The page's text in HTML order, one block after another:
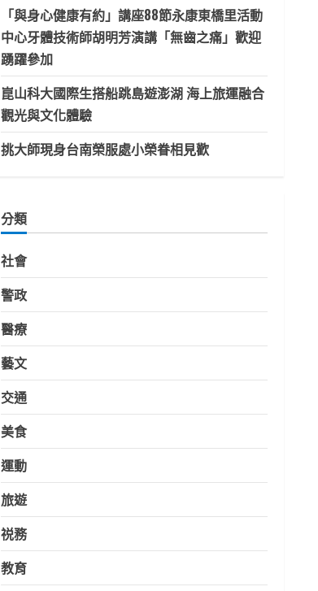
「與身心健康有約」講座88節永康東橋里活動
中心牙體技術師胡明芳演講「無齒之痛」歡迎
踴躍參加
崑山科大國際生搭船跳島遊澎湖 海上旅運融合
觀光與文化體驗
挑大師現身台南榮服處小榮眷相見歡
分類
社會
警政
醫療
藝文
交通
美食
運動
旅遊
祱務
教育